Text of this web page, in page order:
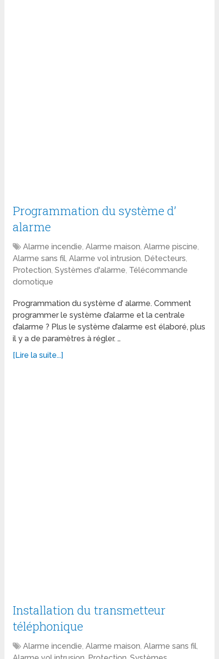
Programmation du système d’
alarme
Alarme incendie,Alarme maison,Alarme piscine,
Alarme sans fil,Alarme vol intrusion, Détecteurs,
Protection,Systèmes d'alarme, Télécommande
domotique
Programmation du système d’ alarme. Comment
programmer le système d’alarme et la centrale
d’alarme ? Plus le système d’alarme est élaboré, plus
il y a de paramètres à régler. …
[Lire la suite...]
Installation du transmetteur
téléphonique
Alarme incendie,Alarme maison,Alarme sans fil,